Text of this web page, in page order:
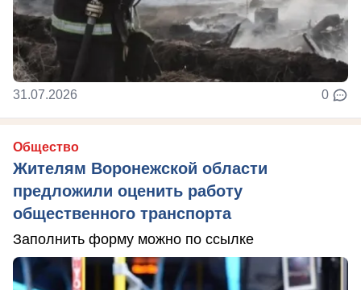
31.07.2026 0
Общество
Жителям Воронежской области
предложили оценить работу
общественного транспорта
Заполнить форму можно по ссылке